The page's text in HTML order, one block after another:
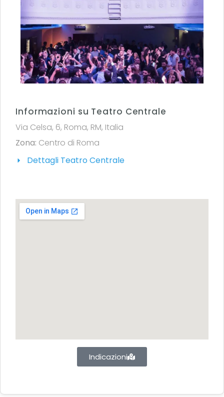
Informazioni su Teatro Centrale
Via Celsa, 6, Roma, RM, Italia
Zona: Centro di Roma
Dettagli Teatro Centrale
Indicazioni